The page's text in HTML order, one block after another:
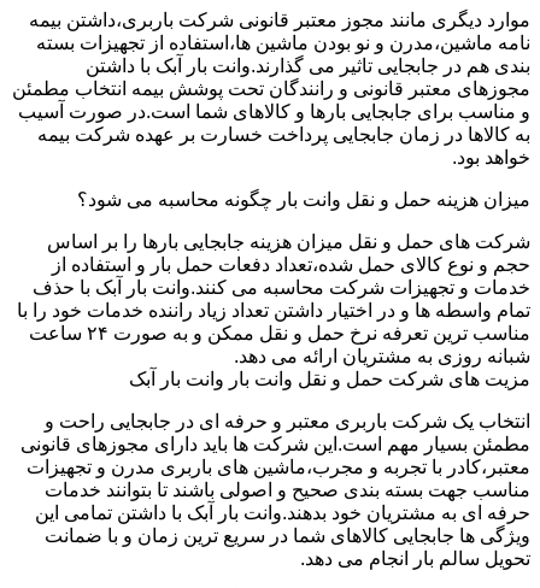
موارد دیگری مانند مجوز معتبر قانونی شرکت باربری،داشتن بیمه
نامه ماشین،مدرن و نو بودن ماشین ها،استفاده از تجهیزات بسته
بندی هم در جابجایی تاثیر می گذارند.وانت بار آبک با داشتن
مجوزهای معتبر قانونی و رانندگان تحت پوشش بیمه انتخاب مطمئن
و مناسب برای جابجایی بارها و کالاهای شما است.در صورت آسیب
به کالاها در زمان جابجایی پرداخت خسارت بر عهده شرکت بیمه
خواهد بود.
میزان هزینه حمل و نقل وانت بار چگونه محاسبه می شود؟
شرکت های حمل و نقل میزان هزینه جابجایی بارها را بر اساس
حجم و نوع کالای حمل شده،تعداد دفعات حمل بار و استفاده از
خدمات و تجهیزات شرکت محاسبه می کنند.وانت بار آبک با حذف
تمام واسطه ها و در اختیار داشتن تعداد زیاد راننده خدمات خود را با
مناسب ترین تعرفه نرخ حمل و نقل ممکن و به صورت ۲۴ ساعت
شبانه روزی به مشتریان ارائه می دهد.
مزیت های شرکت حمل و نقل وانت بار وانت بار آبک
انتخاب یک شرکت باربری معتبر و حرفه ای در جابجایی راحت و
مطمئن بسیار مهم است.این شرکت ها باید دارای مجوزهای قانونی
معتبر،کادر با تجربه و مجرب،ماشین های باربری مدرن و تجهیزات
مناسب جهت بسته بندی صحیح و اصولی باشند تا بتوانند خدمات
حرفه ای به مشتریان خود بدهند.وانت بار آبک با داشتن تمامی این
ویژگی ها جابجایی کالاهای شما در سریع ترین زمان و با ضمانت
تحویل سالم بار انجام می دهد.